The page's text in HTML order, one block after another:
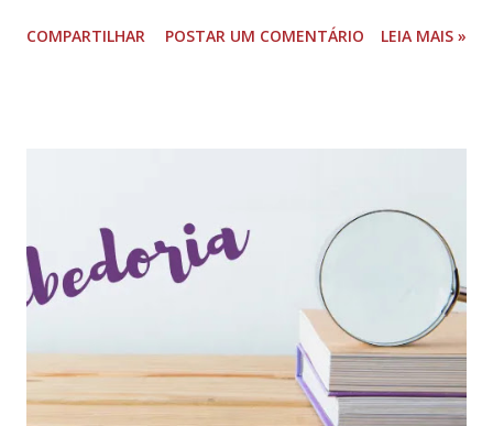
clique aqui para ler). Agora, no segundo dia, somos
força criadora, mas também a beleza e a perfeição de Suas
obras. Que essa reflexão nos inspire a contemplar a
grandeza de Deus e a importância de reconhecer Sua mão
em todos os aspectos da criação. TEXTO-BASE Gênesis
1.6-8 E disse Deus: Haja uma expansão no meio das águas, e
haja separação entre águas e águas. E fez Deus a expansão
e fez separação entre as águas que estavam debaixo da
COMPARTILHAR POSTAR UM COMENTÁRIO LEIA MAIS »